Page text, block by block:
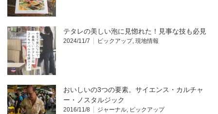
テタレの美しい泡に見惚れた！見事な技も必見
2024/11/7 ピックアップ, 現地情報
おいしいの3つの要素。サイエンス・カルチャ
ー・ノスタルジック
2016/11/8 ジャーナル, ピックアップ